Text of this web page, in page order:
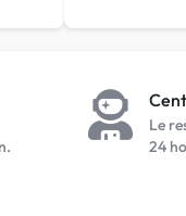
Le
24